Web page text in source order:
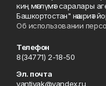
киң мәғлүмәт саралары
Башкортостан" нәшриәт
Об использовании
Телефон
8(34771) 2-18-50
Эл. почта
yantiyak@yandex.ru